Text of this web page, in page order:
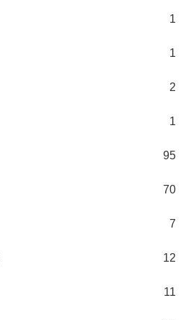
1
1
2
1
95
70
7
12
11